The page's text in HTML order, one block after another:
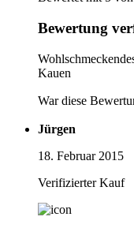
Bewertung
Kauen
War diese
Jürgen
18. Februar 2015
Verifizierter Kauf